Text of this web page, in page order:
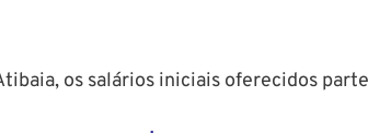
os salários iniciais oferecidos